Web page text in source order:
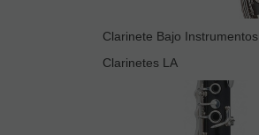
Clarinete Bajo Instrumentos
Clarinetes LA